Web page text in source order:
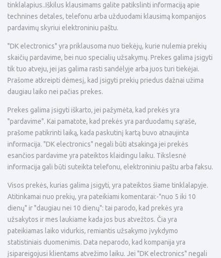
tinklalapius..Iškilus klausimams galite patikslinti informaciją apie
technines detales, telefonu arba užduodami klausimą kompanijos
pardavimų skyriui elektroniniu paštu.
"DK electronics" yra priklausoma nuo tiekėjų, kurie nulemia prekių
skaičių pardavime, bei nuo specialių užsakymų. Prekes galima įsigyti
tik tuo atveju, jei jas galima rasti sandėlyje arba juos turi tiekėjai.
Prašome atkreipti dėmesį, kad įsigyti prekių priedus dažnai užima
daugiau laiko nei pačias prekes.
Prekes galima įsigyti iškarto, jei pažymėta, kad prekės yra
"pardavime". Kai pamatote, kad prekės yra parduodamų sąraše,
prašome patikrinti laiką, kada paskutinį kartą buvo atnaujinta
informacija. "DK electronics" negali būti atsakinga jei prekės
esančios pardavime yra pateiktos klaidingu laiku. Tikslesnė
informacija gali būti suteikta telefonu, elektroniniu paštu arba faksu.
Visos prekės, kurias galima įsigyti, yra pateiktos šiame tinklalapyje.
Atitinkamai nuo prekių, yra pateikiami komentarai:-"nuo 5 iki 10
dienų" ir "daugiau nei 10 dienų": tai parodo, kad prekės yra
užsakytos ir mes laukiame kada jos bus atvežtos. Čia yra
pateikiamas laiko vidurkis, remiantis užsakymo įvykdymo
statistiniais duomenimis. Data neparodo, kad kompanija yra
įsipareigojusi klientams atvežimo laiku. Jei "DK electronics" negali